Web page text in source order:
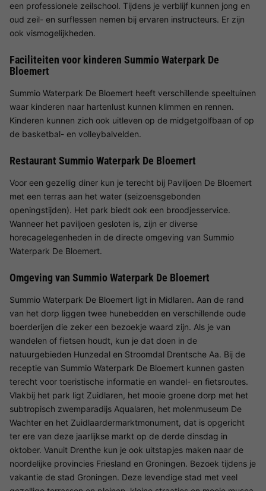
een professionele zeilschool. Tijdens je verblijf kunnen jong en
oud zeil- en surflessen nemen bij ervaren instructeurs. Er zijn
ook vismogelijkheden.
Faciliteiten voor kinderen Summio Waterpark De
Bloemert
Summio Waterpark De Bloemert heeft verschillende speeltuinen
waar kinderen naar hartenlust kunnen klimmen en rennen.
Kinderen kunnen zich ook uitleven op de midgetgolfbaan of op
de basketbal- en volleybalvelden.
Restaurant Summio Waterpark De Bloemert
Voor een gezellig diner kun je terecht bij Paviljoen De Bloemert
met een terras aan het water (seizoensgebonden
openingstijden). Het park biedt ook een broodjesservice.
Wanneer het paviljoen gesloten is, zijn er diverse
horecagelegenheden in de directe omgeving van Summio
Waterpark De Bloemert.
Omgeving van Summio Waterpark De Bloemert
Summio Waterpark De Bloemert ligt in Midlaren. Aan de rand
van het dorp liggen twee hunebedden en verschillende oude
boerderijen die zeker een bezoekje waard zijn. Als je van
wandelen of fietsen houdt, kun je dat doen in de
natuurgebieden Hunzedal en Stroomdal Drentsche Aa. Bij de
receptie van Summio Waterpark De Bloemert kunnen gasten
terecht voor toeristische informatie en wandel- en fietsroutes.
Vlakbij het park ligt Zuidlaren, het mooie groene dorp met het
subtropisch zwemparadijs Aqualaren, het molenmuseum De
Wachter en het Zuidlaardermarktmonument, dat is opgericht
ter ere van deze jaarlijkse markt op de derde dinsdag in
oktober. Vanuit Drenthe kun je ook uitstapjes maken naar de
noordelijke provincies Friesland en Groningen. Bezoek tijdens je
vakantie de stad Groningen. Deze levendige stad met veel